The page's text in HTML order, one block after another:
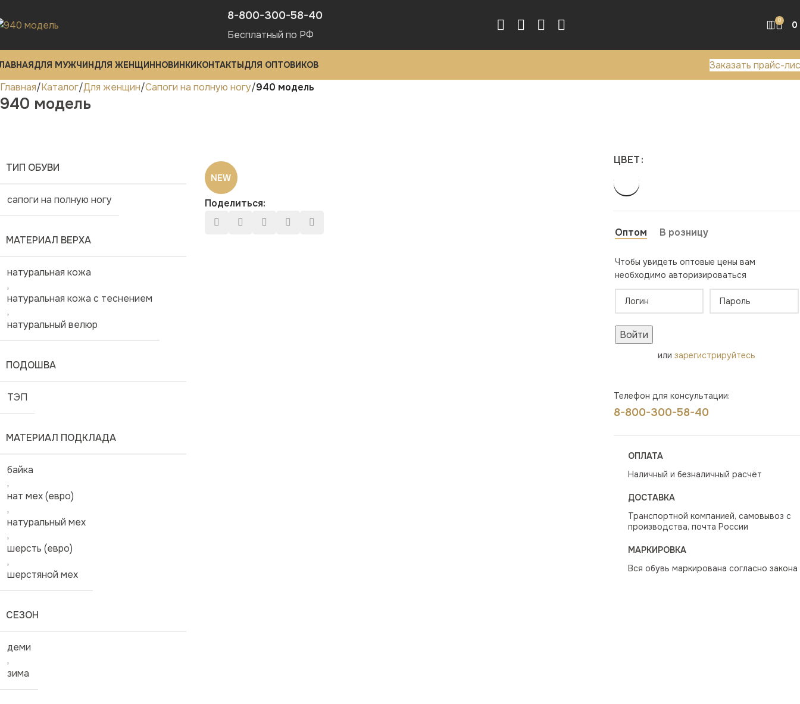
8-800-300-58-40
Бесплатный по РФ
0 0
ДЛЯ МУЖЧИНДЛЯ ЖЕНЩИННОВИНКИКОНТАКТЫДЛЯ ОПТОВИКОВ
Заказать прайс-
Главная Каталог Для женщин Сапоги на полную ногу 940 модель
940 модель
ТИП ОБУВИ
сапоги на полную ногу
МАТЕРИАЛ ВЕРХА
натуральная кожа
,
натуральная кожа с теснением
,
натуральный велюр
ПОДОШВА
ТЭП
МАТЕРИАЛ ПОДКЛАДА
байка
,
нат мех (евро)
,
натуральный мех
,
шерсть (евро)
,
шерстяной мех
СЕЗОН
деми
,
зима
NEW
Поделиться:
ЦВЕТ
Оптом В розницу
Чтобы увидеть оптовые цены вам
необходимо авторизироваться
Войти
илизарегистрируйтесь
Телефон для консультации:
8-800-300-58-40
ОПЛАТА
Наличный и безналичный расчёт
ДОСТАВКА
Транспортной компанией, самовывоз с
производства, почта России
МАРКИРОВКА
Вся обувь маркирована согласно закона